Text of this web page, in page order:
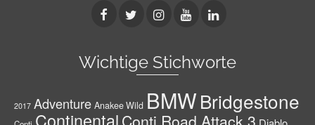
Wichtige Stichworte
2017 Adventure Anakee Wild BMWBridgestone
ContinentalConti Road Attack 3